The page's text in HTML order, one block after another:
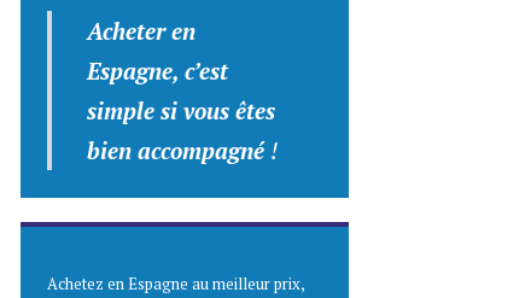
Acheter en
Espagne, c’est
simple si vous êtes
bien accompagné!
Achetez en Espagne au meilleur prix,